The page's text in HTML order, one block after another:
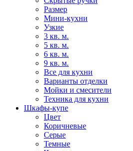
Размер
Мини-кухни
Узкие
3 кв. м.
5 кв. м.
6 кв. м.
9 кв. м.
Все для кухни
Варианты отделки
Мойки и смесители
Техника для кухни
Шкафы-купе
Цвет
Коричневые
Серые
Темные